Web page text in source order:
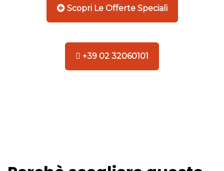
Scopri Le Offerte Speciali
+39 02 32060101